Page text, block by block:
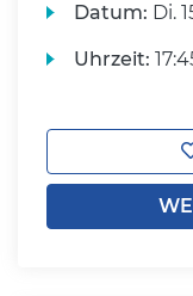
Datum: Di.
Uhrzeit: